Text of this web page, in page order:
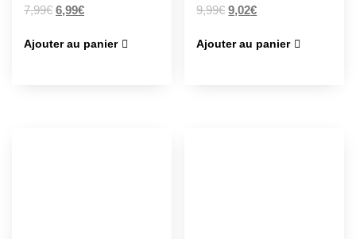
7,99€ 6,99€
Ajouter au panier
9,99€ 9,02€
Ajouter au panier